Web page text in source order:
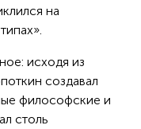
на
исходя из
создавал
философские и
столь